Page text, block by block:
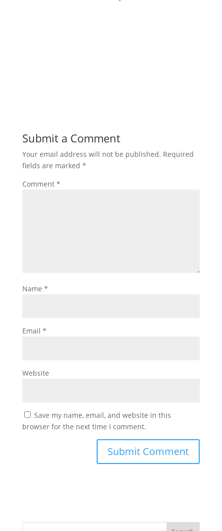
Submit a Comment
Your email address will not be published. Required
fields are marked *
Comment *
Name *
Email *
Website
Save my name, email, and website in this
browser for the next time I comment.